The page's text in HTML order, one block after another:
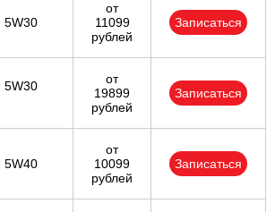
от
11099
рублей
Записаться
от
19899
рублей
Записаться
от
10099
рублей
Записаться